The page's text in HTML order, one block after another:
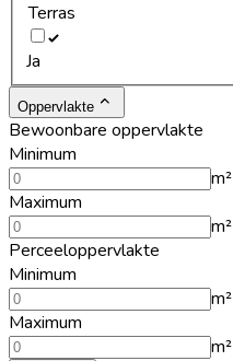
Terras
Ja
Oppervlakte
Bewoonbare oppervlakte
Minimum
m²
Maximum
m²
Perceeloppervlakte
Minimum
m²
Maximum
m²